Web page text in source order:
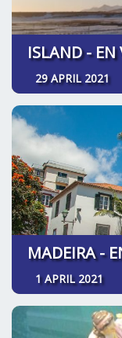
ISLAND - EN
29 APRIL 2021
MADEIRA -
1 APRIL 2021